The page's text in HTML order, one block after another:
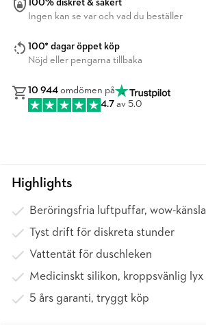
100% diskret & säkert
Ingen kan se var och vad du beställer
100* dagar öppet köp
Nöjd eller pengarna tillbaka
10 944 omdömen på
4.7 av 5.0
Highlights
Beröringsfria luftpuffar, wow-känsla
Tyst drift för diskreta stunder
Vattentät för duschleken
Medicinskt silikon, kroppsvänlig lyx
5 års garanti, tryggt köp